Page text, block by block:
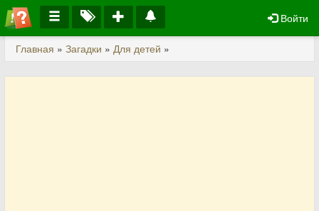
Войти
Главная » Загадки » Для детей »